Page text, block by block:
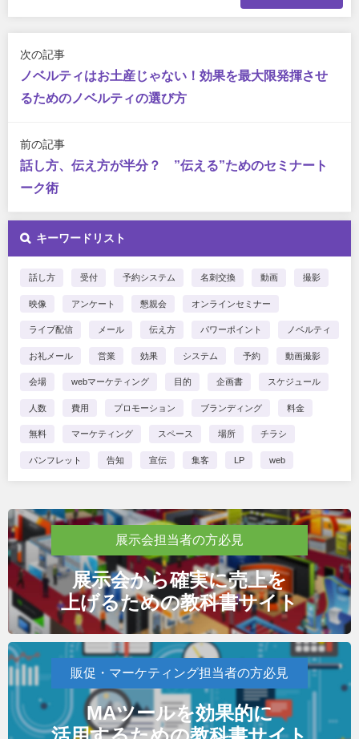
次の記事
ノベルティはお土産じゃない！効果を最大限発揮させ
るためのノベルティの選び方
前の記事
話し方、伝え方が半分？ ”伝える”ためのセミナート
ーク術
キーワードリスト
話し方 受付 予約システム 名刺交換 動画 撮影
映像 アンケート 懇親会 オンラインセミナー
ライブ配信 メール 伝え方 パワーポイント ノベルティ
お礼メール 営業 効果 システム 予約 動画撮影
会場 webマーケティング 目的 企画書 スケジュール
人数 費用 プロモーション ブランディング 料金
無料 マーケティング スペース 場所 チラシ
パンフレット 告知 宣伝 集客 LP web
展示会担当者の方必見
展示会から確実に売上を
上げるための教科書サイト
販促・マーケティング担当者の方必見
MAツールを効果的に